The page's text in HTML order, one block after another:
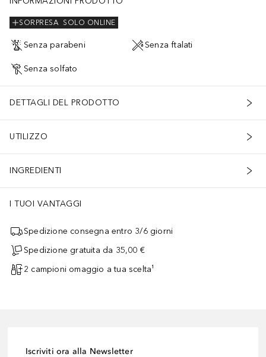
SOLO ONLINE
SORPRESA
Senza parabeni Senza ftalati
Senza solfato
DETTAGLI DEL PRODOTTO
UTILIZZO
INGREDIENTI
I TUOI VANTAGGI
Spedizione consegna entro 3/6 giorni
Spedizione gratuita da 35,00 €
2 campioni omaggio a tua scelta¹
Iscriviti ora alla Newsletter